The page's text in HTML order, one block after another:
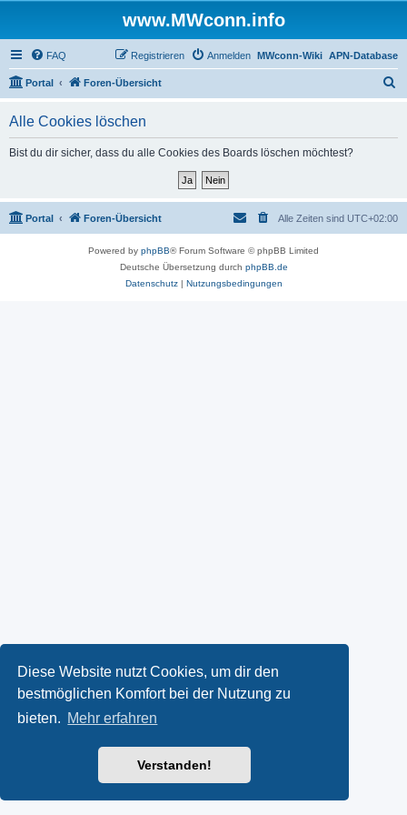
Diese Website nutzt Cookies, um dir den
bestmöglichen Komfort bei der Nutzung zu
bieten. Mehr erfahren
Verstanden!
www.MWconn.info
FAQ APN-Database
MWconn-Wiki
Anmelden
Registrieren
Portal Foren-Übersicht
Alle Cookies löschen
Bist du dir sicher, dass du alle Cookies des Boards löschen möchtest?
Portal Foren-Übersicht Alle Zeiten sind UTC+02:00
Powered by phpBB® Forum Software © phpBB Limited
Deutsche Übersetzung durch phpBB.de
Datenschutz| Nutzungsbedingungen